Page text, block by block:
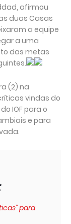
afirmou
duas Casas
a equipe
a uma
das metas
(2) na
vindas do
IOF para o
e para
para